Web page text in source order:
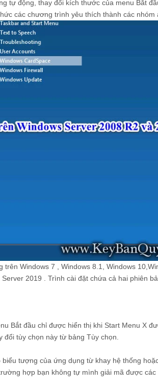
tự động, thay đổi kích thước của menu Bắt
các chương trình yêu thích thành các nhóm
Windows 7 , Windows 8.1, Windows
2019 . Trình cài đặt chứa cả hai phiên
Bắt đầu chỉ được hiển thị khi Start Menu X
tùy chọn này từ bảng Tùy chọn.
tượng của ứng dụng từ khay hệ thống
hợp bạn không tự mình giải mã được các